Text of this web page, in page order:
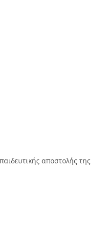
αποστολής της